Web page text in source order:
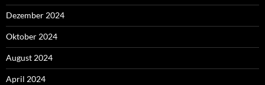
Dezember 2024
Oktober 2024
August 2024
April 2024